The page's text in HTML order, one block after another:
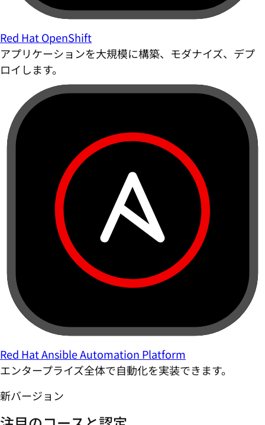
Red Hat OpenShift
アプリケーションを大規模に構築、モダナイズ、デプ
ロイします。
Red Hat Ansible Automation Platform
エンタープライズ全体で自動化を実装できます。
新バージョン